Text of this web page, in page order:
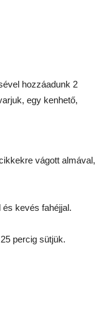
hozzáadunk 2
egy kenhető,
vágott almával,
kevés fahéjjal.
percig sütjük.